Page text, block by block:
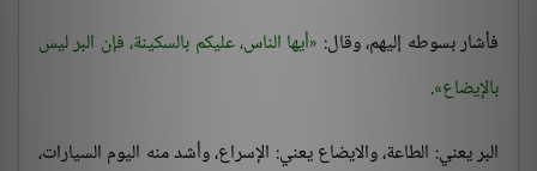
فأشار بسوطه إليهم، وقال: أيها الناس، عليكم بالسكينة، فإن البر ليس
بالإيضاع .
البر يعني: الطاعة، والايضاع يعني: الإسراع، وأشد منه اليوم السيارات،